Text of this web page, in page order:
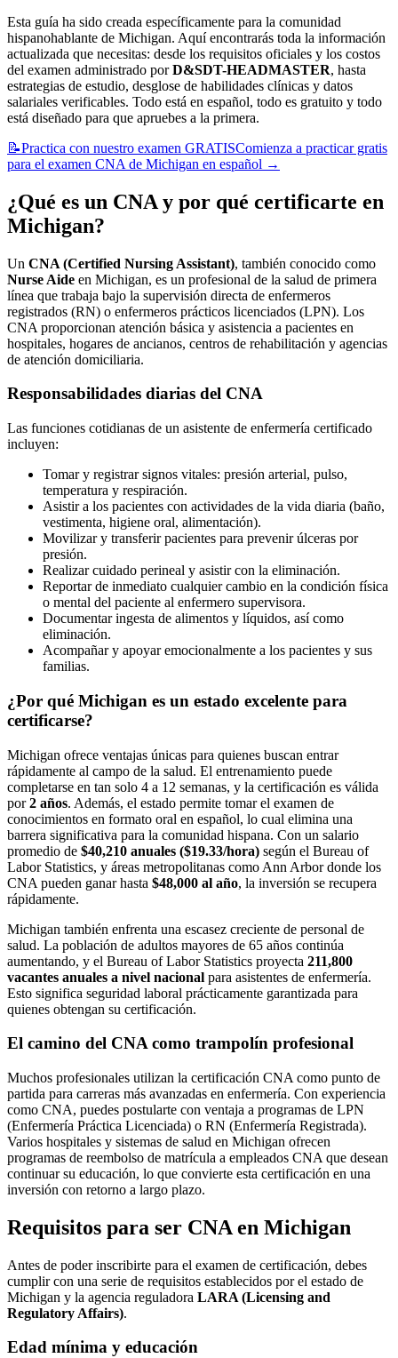
Esta guía ha sido creada específicamente para la comunidad
hispanohablante de Michigan. Aquí encontrarás toda la información
actualizada que necesitas: desde los requisitos oficiales y los costos
del examen administrado porD&SDT-HEADMASTER, hasta
estrategias de estudio, desglose de habilidades clínicas y datos
salariales verificables. Todo está en español, todo es gratuito y todo
está diseñado para que apruebes a la primera.
📝Practica con nuestro examen GRATISComienza a practicar gratis
para el examen CNA de Michigan en español →
¿Qué es un CNA y por qué certificarte en
Michigan?
Un CNA (Certified Nursing Assistant), también conocido como
Nurse Aide en Michigan, es un profesional de la salud de primera
línea que trabaja bajo la supervisión directa de enfermeros
registrados (RN) o enfermeros prácticos licenciados (LPN). Los
CNA proporcionan atención básica y asistencia a pacientes en
hospitales, hogares de ancianos, centros de rehabilitación y agencias
de atención domiciliaria.
Responsabilidades diarias del CNA
Las funciones cotidianas de un asistente de enfermería certificado
incluyen:
Tomar y registrar signos vitales: presión arterial, pulso,
temperatura y respiración.
Asistir a los pacientes con actividades de la vida diaria (baño,
vestimenta, higiene oral, alimentación).
Movilizar y transferir pacientes para prevenir úlceras por
presión.
Realizar cuidado perineal y asistir con la eliminación.
Reportar de inmediato cualquier cambio en la condición física
o mental del paciente al enfermero supervisora.
Documentar ingesta de alimentos y líquidos, así como
eliminación.
Acompañar y apoyar emocionalmente a los pacientes y sus
familias.
¿Por qué Michigan es un estado excelente para
certificarse?
Michigan ofrece ventajas únicas para quienes buscan entrar
rápidamente al campo de la salud. El entrenamiento puede
completarse en tan solo 4 a 12 semanas, y la certificación es válida
por2 años. Además, el estado permite tomar el examen de
conocimientos en formato oral en español, lo cual elimina una
barrera significativa para la comunidad hispana. Con un salario
promedio de $40,210 anuales ($19.33/hora) según el Bureau of
Labor Statistics, y áreas metropolitanas como Ann Arbor donde los
CNA pueden ganar hasta $48,000 al año, la inversión se recupera
rápidamente.
Michigan también enfrenta una escasez creciente de personal de
salud. La población de adultos mayores de 65 años continúa
aumentando, y el Bureau of Labor Statistics proyecta 211,800
vacantes anuales a nivel nacional para asistentes de enfermería.
Esto significa seguridad laboral prácticamente garantizada para
quienes obtengan su certificación.
El camino del CNA como trampolín profesional
Muchos profesionales utilizan la certificación CNA como punto de
partida para carreras más avanzadas en enfermería. Con experiencia
como CNA, puedes postularte con ventaja a programas de LPN
(Enfermería Práctica Licenciada) o RN (Enfermería Registrada).
Varios hospitales y sistemas de salud en Michigan ofrecen
programas de reembolso de matrícula a empleados CNA que desean
continuar su educación, lo que convierte esta certificación en una
inversión con retorno a largo plazo.
Requisitos para ser CNA en Michigan
Antes de poder inscribirte para el examen de certificación, debes
cumplir con una serie de requisitos establecidos por el estado de
Michigan y la agencia reguladora LARA (Licensing and
Regulatory Affairs).
Edad mínima y educación